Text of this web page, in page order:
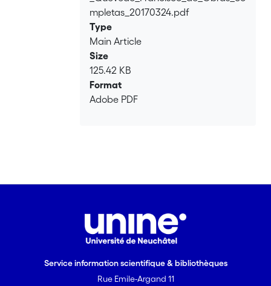
mpletas_20170324.pdf
Type
Main Article
Size
125.42 KB
Format
Adobe PDF
Service information scientifique & bibliothèques
Rue Emile-Argand 11